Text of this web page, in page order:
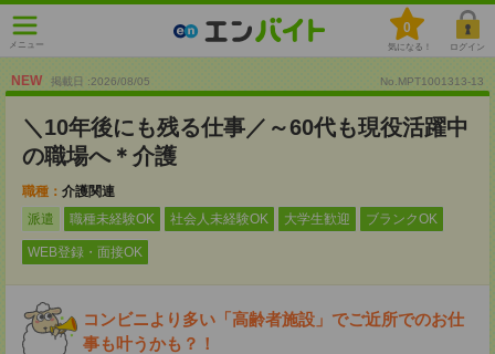
メニュー
0
気になる！ ログイン
NEW 掲載日 :2026/08/05 No.MPT1001313-13
＼10年後にも残る仕事／～60代も現役活躍中
の職場へ＊介護
職種： 介護関連
派遣
職種未経験OK 社会人未経験OK 大学生歓迎 ブランクOK
WEB登録・面接OK
コンビニより多い「高齢者施設」でご近所でのお仕
事も叶うかも？！